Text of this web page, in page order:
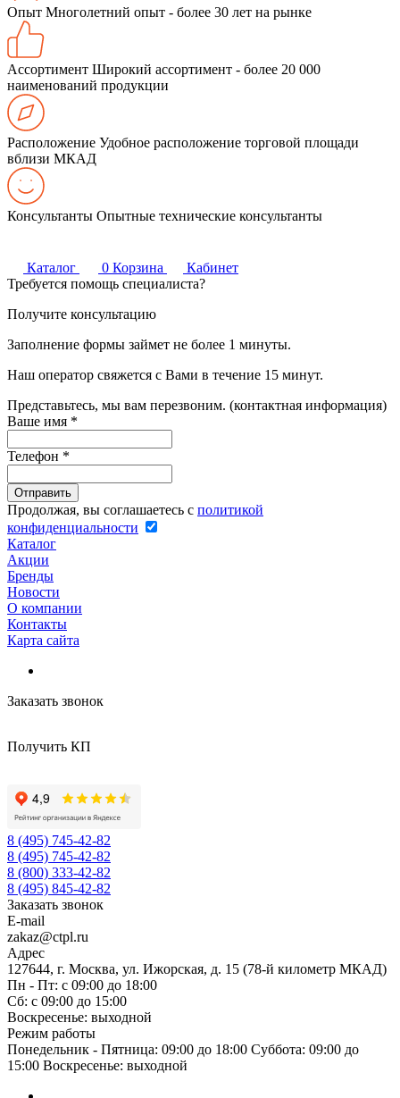
Опыт Многолетний опыт - более 30 лет на рынке
Ассортимент Широкий ассортимент - более 20 000
наименований продукции
Расположение Удобное расположение торговой площади
вблизи МКАД
Консультанты Опытные технические консультанты
Каталог 0 Корзина
Кабинет
Требуется помощь специалиста?
Получите консультацию
Заполнение формы займет не более 1 минуты.
Наш оператор свяжется с Вами в течение 15 минут.
Представьтесь, мы вам перезвоним. (контактная информация)
Ваше имя *
Телефон *
Продолжая, вы соглашаетесь с политикой
конфиденциальности
Каталог
Акции
Бренды
Новости
О компании
Контакты
Карта сайта
Заказать звонок
Получить КП
8 (495) 745-42-82
8 (495) 745-42-82
8 (800) 333-42-82
8 (495) 845-42-82
Заказать звонок
E-mail
zakaz@ctpl.ru
Адрес
127644, г. Москва, ул. Ижорская, д. 15 (78-й километр МКАД)
Пн - Пт: с 09:00 до 18:00
Сб: с 09:00 до 15:00
Воскресенье: выходной
Режим работы
Понедельник - Пятница: 09:00 до 18:00 Суббота: 09:00 до
15:00 Воскресенье: выходной